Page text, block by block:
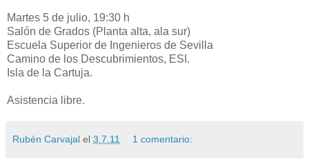
Martes 5 de julio, 19:30 h
Salón de Grados (Planta alta, ala sur)
Escuela Superior de Ingenieros de Sevilla
Camino de los Descubrimientos, ESI.
Isla de la Cartuja.
Asistencia libre.
Rubén Carvajal el 3.7.11 1 comentario: